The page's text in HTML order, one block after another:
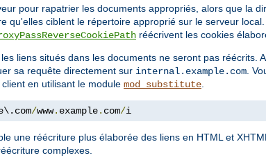
pour rapatrier les documents appropriés, alors que la
qu'elles ciblent le répertoire approprié sur le serveur
réécrivent les cookies
liens situés dans les documents ne seront pas réécrits.
sa requête directement sur internal.example.com .
en utilisant le module mod_substitute
/www. example. com/i
une réécriture plus élaborée des liens en HTML et
complexes.